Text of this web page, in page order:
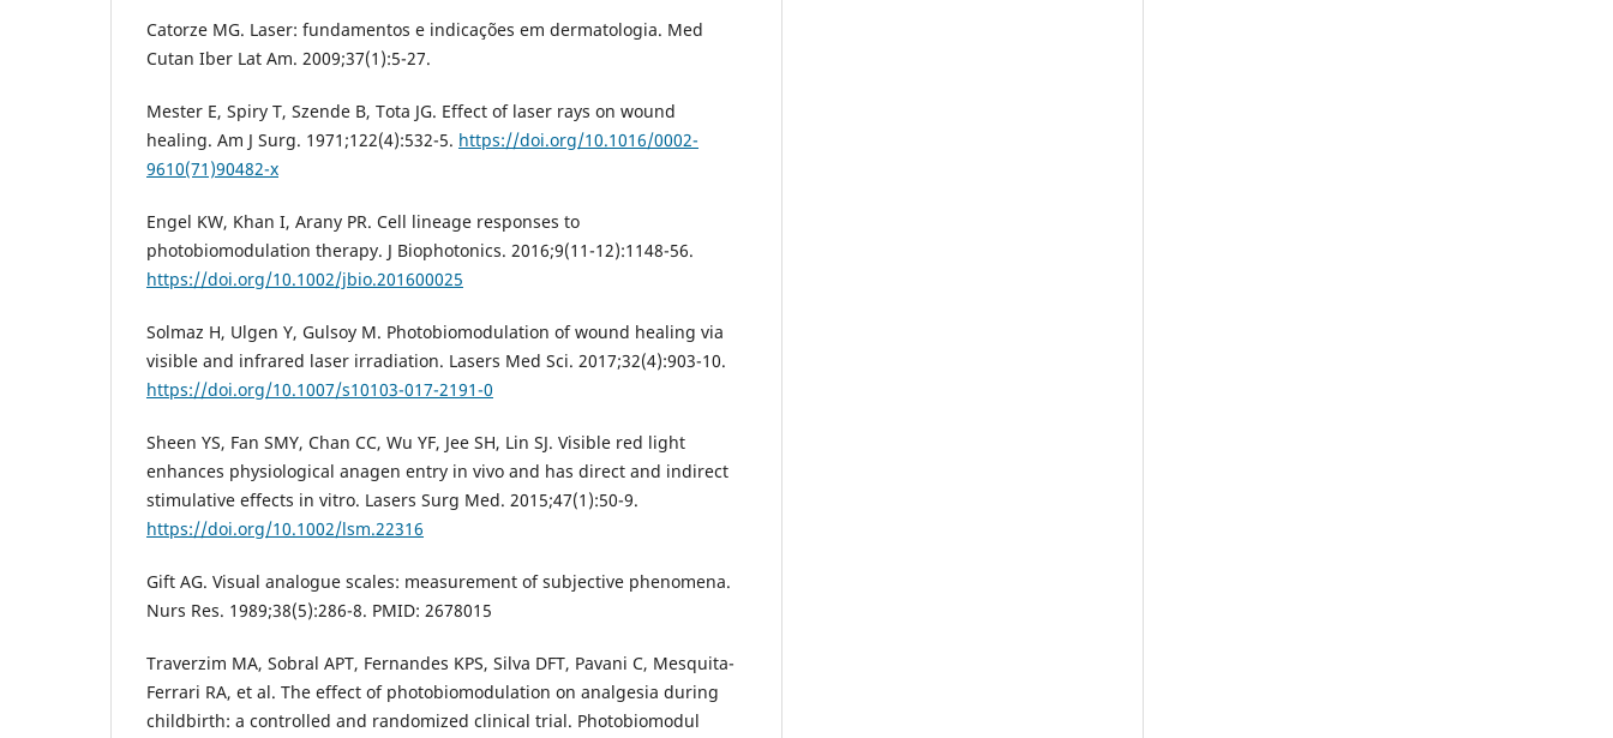
Catorze MG. Laser: fundamentos e indicações em dermatologia. Med
Cutan Iber Lat Am. 2009;37(1):5-27.
Mester E, Spiry T, Szende B, Tota JG. Effect of laser rays on wound
healing. Am J Surg. 1971;122(4):532-5. https://doi.org/10.1016/0002-
9610(71)90482-x
Engel KW, Khan I, Arany PR. Cell lineage responses to
photobiomodulation therapy. J Biophotonics. 2016;9(11-12):1148-56.
https://doi.org/10.1002/jbio.201600025
Solmaz H, Ulgen Y, Gulsoy M. Photobiomodulation of wound healing via
visible and infrared laser irradiation. Lasers Med Sci. 2017;32(4):903-10.
https://doi.org/10.1007/s10103-017-2191-0
Sheen YS, Fan SMY, Chan CC, Wu YF, Jee SH, Lin SJ. Visible red light
enhances physiological anagen entry in vivo and has direct and indirect
stimulative effects in vitro. Lasers Surg Med. 2015;47(1):50-9.
https://doi.org/10.1002/lsm.22316
Gift AG. Visual analogue scales: measurement of subjective phenomena.
Nurs Res. 1989;38(5):286-8. PMID: 2678015
Traverzim MA, Sobral APT, Fernandes KPS, Silva DFT, Pavani C, Mesquita-
Ferrari RA, et al. The effect of photobiomodulation on analgesia during
childbirth: a controlled and randomized clinical trial. Photobiomodul